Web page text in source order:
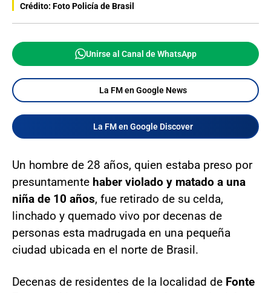
Crédito: Foto Policía de Brasil
Unirse al Canal de WhatsApp
La FM en Google News
La FM en Google Discover
Un hombre de 28 años, quien estaba preso por
presuntamente haber violado y matado a una
niña de 10 años, fue retirado de su celda,
linchado y quemado vivo por decenas de
personas esta madrugada en una pequeña
ciudad ubicada en el norte de Brasil.
Decenas de residentes de la localidad de Fonte